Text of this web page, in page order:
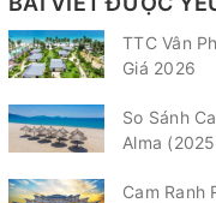
TTC Vân
Giá 2026
So Sánh
Alma
Cam Ranh